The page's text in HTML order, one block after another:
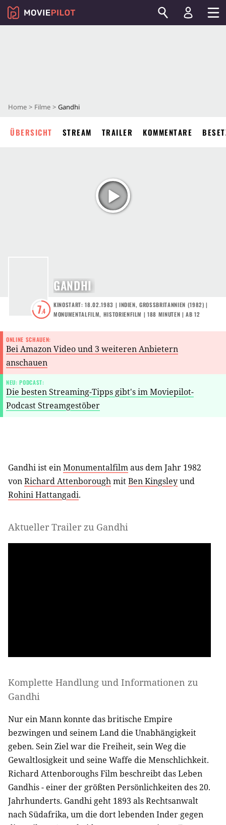
Home Filme Gandhi
ÜBERSICHT STREAM TRAILER KOMMENTARE
7.4
GANDHI
KINOSTART: 18.02.1983 | INDIEN,GROSSBRITANNIEN (1982) |
MONUMENTALFILM, HISTORIENFILM | 188 MINUTEN |AB 12
ONLINE SCHAUEN:
Bei Amazon Video und 3 weiteren Anbietern
anschauen
NEU: PODCAST:
Die besten Streaming-Tipps gibt's im Moviepilot-
Podcast Streamgestöber
Gandhi ist einMonumentalfilmaus dem Jahr 1982
vonRichard AttenboroughmitBen Kingsleyund
Rohini Hattangadi.
Aktueller Trailer zu Gandhi
Komplette Handlung und Informationen zu
Gandhi
Nur ein Mann konnte das britische Empire
bezwingen und seinem Land die Unabhängigkeit
geben. Sein Ziel war die Freiheit, sein Weg die
Gewaltlosigkeit und seine Waffe die Menschlichkeit.
Richard Attenboroughs Film beschreibt das Leben
Gandhis - einer der größten Persönlichkeiten des 20.
Jahrhunderts. Gandhi geht 1893 als Rechtsanwalt
nach Südafrika, um die dort lebenden Inder gegen